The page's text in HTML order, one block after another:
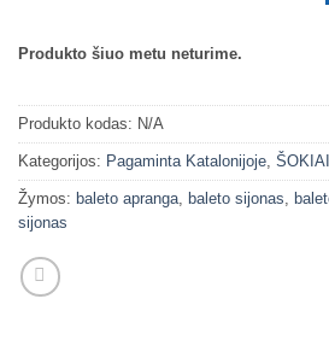
Produkto šiuo metu neturime.
Produkto kodas: N/A
Kategorijos: Pagaminta Katalonijoje ŠOKIAI
Žymos: baleto apranga baleto sijonas
sijonas